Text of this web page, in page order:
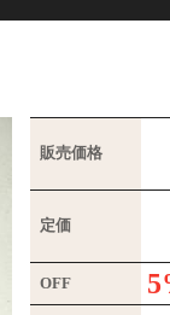
販売価格
定価
OFF